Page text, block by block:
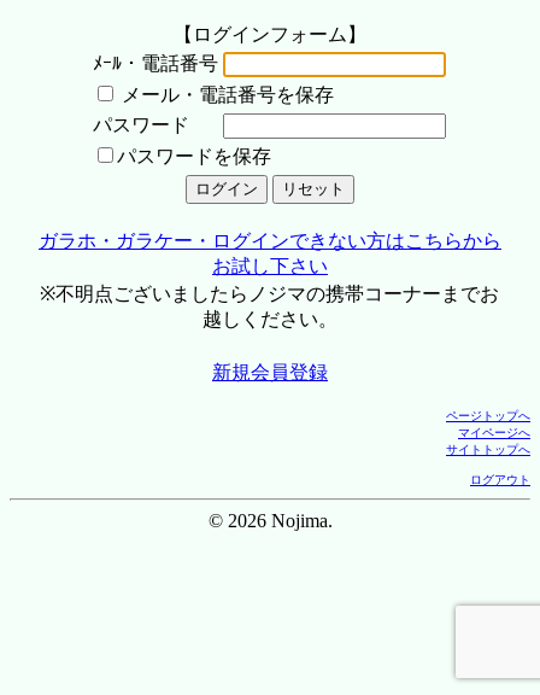
【ログインフォーム】
ﾒｰﾙ・電話番号
メール・電話番号を保存
パスワード
パスワードを保存
ガラホ・ガラケー・ログインできない方はこちらから
お試し下さい
※不明点ございましたらノジマの携帯コーナーまでお
越しください。
新規会員登録
ページトップへ
マイページへ
サイトトップへ
ログアウト
© 2026 Nojima.